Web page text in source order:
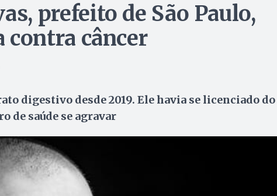
prefeito de São Paulo,
contra câncer
digestivo desde 2019. Ele havia se licenciado do
de saúde se agravar